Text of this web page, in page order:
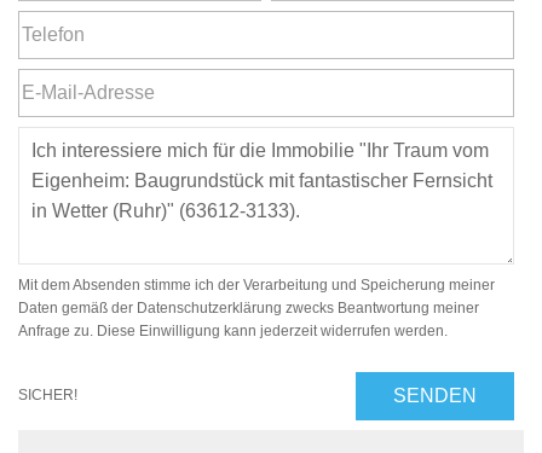
Mit dem Absenden stimme ich der Verarbeitung und Speicherung meiner
Daten gemäß der Datenschutzerklärung zwecks Beantwortung meiner
Anfrage zu. Diese Einwilligung kann jederzeit widerrufen werden.
SICHER! SENDEN